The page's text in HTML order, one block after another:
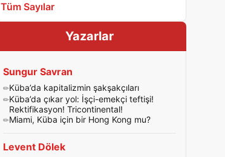
Tüm Sayılar
Yazarlar
Sungur Savran
Küba’da kapitalizmin şakşakçıları
Küba’da çıkar yol: İşçi-emekçi teftişi!
Rektifikasyon! Tricontinental!
Miami, Küba için bir Hong Kong mu?
Levent Dölek